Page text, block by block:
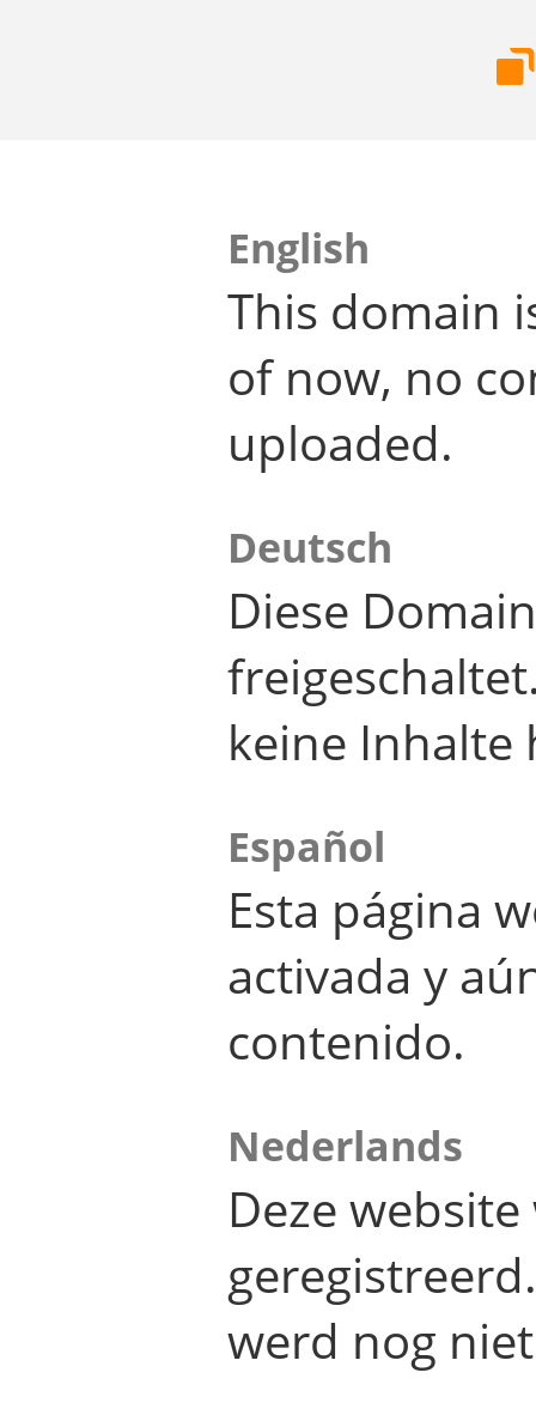
English
This domain
of now, no
uploaded.
Deutsch
Diese
keine Inhalte
Español
Esta página
activada y
contenido.
Nederlands
Deze
werd nog